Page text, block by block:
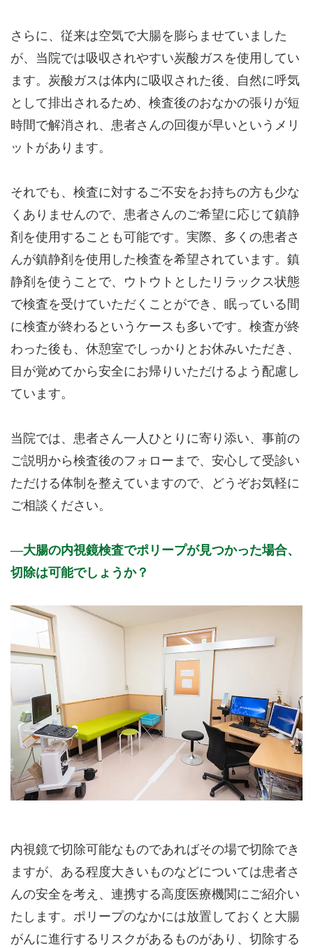
さらに、従来は空気で大腸を膨らませていました
が、当院では吸収されやすい炭酸ガスを使用してい
ます。炭酸ガスは体内に吸収された後、自然に呼気
として排出されるため、検査後のおなかの張りが短
時間で解消され、患者さんの回復が早いというメリ
ットがあります。
それでも、検査に対するご不安をお持ちの方も少な
くありませんので、患者さんのご希望に応じて鎮静
剤を使用することも可能です。実際、多くの患者さ
んが鎮静剤を使用した検査を希望されています。鎮
静剤を使うことで、ウトウトとしたリラックス状態
で検査を受けていただくことができ、眠っている間
に検査が終わるというケースも多いです。検査が終
わった後も、休憩室でしっかりとお休みいただき、
目が覚めてから安全にお帰りいただけるよう配慮し
ています。
当院では、患者さん一人ひとりに寄り添い、事前の
ご説明から検査後のフォローまで、安心して受診い
ただける体制を整えていますので、どうぞお気軽に
ご相談ください。
大腸の内視鏡検査でポリープが見つかった場合、
切除は可能でしょうか？
内視鏡で切除可能なものであればその場で切除でき
ますが、ある程度大きいものなどについては患者さ
んの安全を考え、連携する高度医療機関にご紹介い
たします。ポリープのなかには放置しておくと大腸
がんに進行するリスクがあるものがあり、切除する